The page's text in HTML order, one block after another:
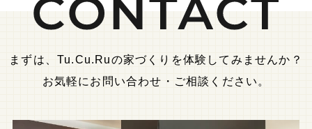
まずは、Tu.Cu.Ruの家づくりを体験してみませんか？
お気軽にお問い合わせ・ご相談ください。